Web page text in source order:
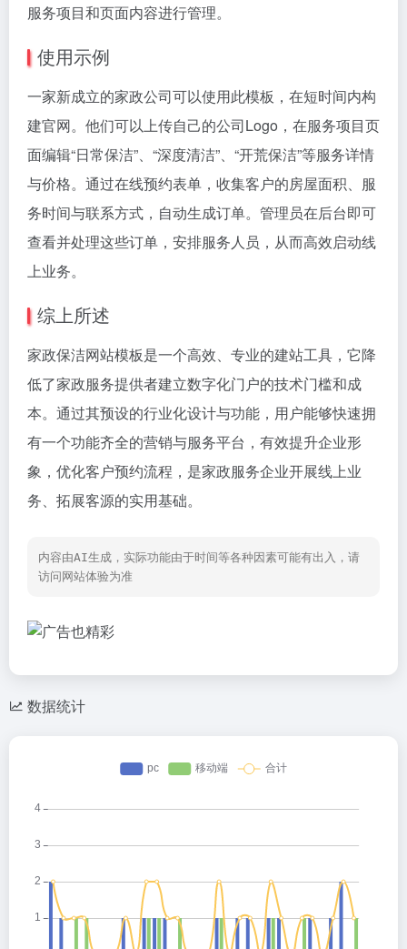
服务项目和页面内容进行管理。
使用示例
一家新成立的家政公司可以使用此模板，在短时间内构
建官网。他们可以上传自己的公司Logo，在服务项目页
面编辑“日常保洁”、“深度清洁”、“开荒保洁”等服务详情
与价格。通过在线预约表单，收集客户的房屋面积、服
务时间与联系方式，自动生成订单。管理员在后台即可
查看并处理这些订单，安排服务人员，从而高效启动线
上业务。
综上所述
家政保洁网站模板是一个高效、专业的建站工具，它降
低了家政服务提供者建立数字化门户的技术门槛和成
本。通过其预设的行业化设计与功能，用户能够快速拥
有一个功能齐全的营销与服务平台，有效提升企业形
象，优化客户预约流程，是家政服务企业开展线上业
务、拓展客源的实用基础。
内容由AI生成，实际功能由于时间等各种因素可能有出入，请
访问网站体验为准
数据统计